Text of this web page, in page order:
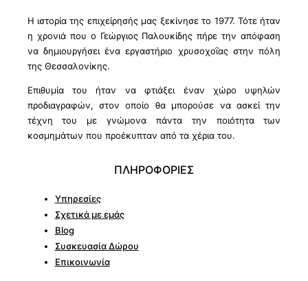
Η ιστορία της επιχείρησής μας ξεκίνησε το 1977. Τότε ήταν
η χρονιά που ο Γεώργιος Παλουκίδης πήρε την απόφαση
να δημιουργήσει ένα εργαστήριο χρυσοχοΐας στην πόλη
της Θεσσαλονίκης.
Επιθυμία του ήταν να φτιάξει έναν χώρο υψηλών
προδιαγραφών, στον οποίο θα μπορούσε να ασκεί την
τέχνη του με γνώμονα πάντα την ποιότητα των
κοσμημάτων που προέκυπταν από τα χέρια του.
ΠΛΗΡΟΦΟΡΙΕΣ
Υπηρεσίες
Σχετικά με εμάς
Blog
Συσκευασία Δώρου
Επικοινωνία